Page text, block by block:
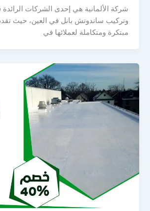
شركة الألمانية هي إحدى الشركات
وتركيب ساندوتش بانل في العين، حيث
مبتكرة ومتكاملة لعملائها في